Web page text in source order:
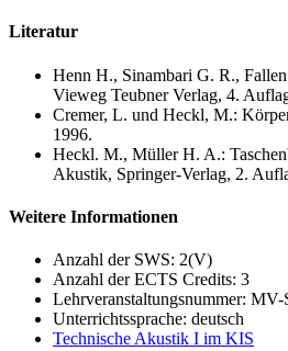
Literatur
Henn H., Sinambari G. R.,
Vieweg Teubner Verlag, 4.
Cremer, L. und Heckl, M.:
1996.
Heckl. M., Müller H. A.:
Akustik, Springer-Verlag, 2.
Weitere Informationen
Anzahl der SWS: 2(V)
Anzahl der ECTS Credits: 3
Lehrveranstaltungsnummer:
Unterrichtssprache: deutsch
Technische Akustik I im KIS